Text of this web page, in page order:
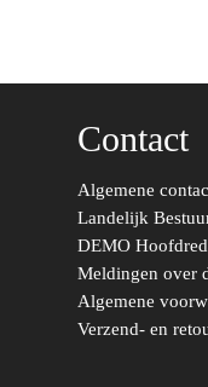
Contact
Algemene
Landelijk
DEMO
Meldingen over
Algemene
Verzend- en